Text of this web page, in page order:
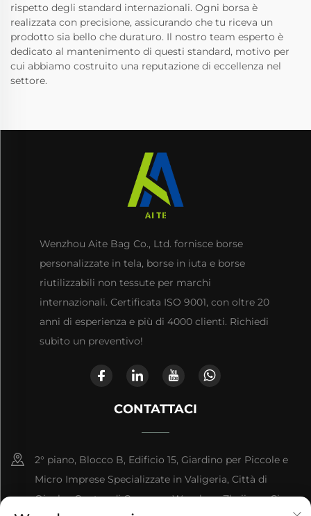
rispetto degli standard internazionali. Ogni borsa è
realizzata con precisione, assicurando che tu riceva un
prodotto sia bello che duraturo. Il nostro team esperto è
dedicato al mantenimento di questi standard, motivo per
cui abbiamo costruito una reputazione di eccellenza nel
settore.
Wenzhou Aite Bag Co., Ltd. fornisce borse
personalizzate in tela, borse in iuta e borse
riutilizzabili non tessute per marchi
internazionali. Certificata ISO 9001, con oltre 20
anni di esperienza e più di 4000 clienti. Richiedi
subito un preventivo!
CONTATTACI
2° piano, Blocco B, Edificio 15, Giardino per Piccole e
Micro Imprese Specializzate in Valigeria, Città di
Qianku, Contea di Cangnan, Wenzhou, Zhejiang, Cina